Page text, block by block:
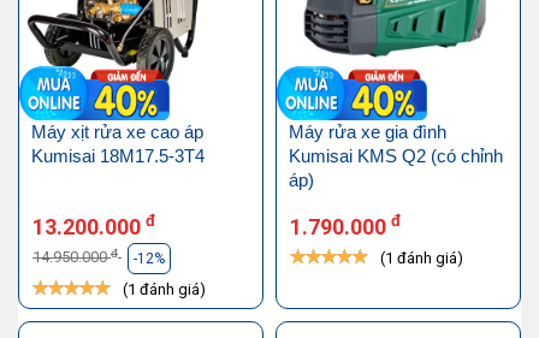
Máy xịt rửa xe cao áp
Kumisai 18M17.5-3T4
13.200.000 đ
14.950.000đ -12%
(1 đánh giá)
Máy rửa xe gia đình
Kumisai KMS Q2 (có chỉnh
áp)
1.790.000 đ
(1 đánh giá)